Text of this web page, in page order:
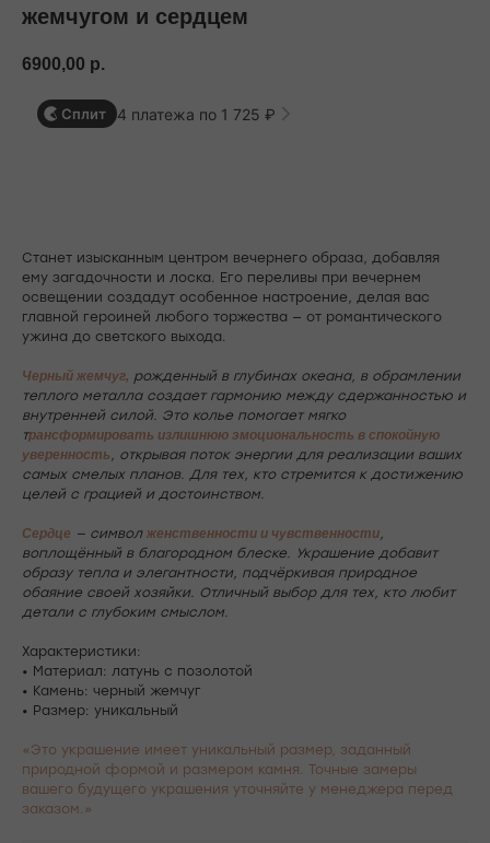
жемчугом и сердцем
6900,00 р.
Сплит 4 платежа по 1 725 ₽
Станет изысканным центром вечернего образа, добавляя
ему загадочности и лоска. Его переливы при вечернем
освещении создадут особенное настроение, делая вас
главной героиней любого торжества — от романтического
ужина до светского выхода.
Черный жемчуг, рожденный в глубинах океана, в обрамлении
теплого металла создает гармонию между сдержанностью и
внутренней силой. Это колье помогает мягко
трансформировать излишнюю эмоциональность в спокойную
уверенность, открывая поток энергии для реализации ваших
самых смелых планов. Для тех, кто стремится к достижению
целей с грацией и достоинством.
Сердце — символ женственности и чувственности,
воплощённый в благородном блеске. Украшение добавит
образу тепла и элегантности, подчёркивая природное
обаяние своей хозяйки. Отличный выбор для тех, кто любит
детали с глубоким смыслом.
Характеристики:
• Материал: латунь с позолотой
• Камень: черный жемчуг
• Размер: уникальный
«Это украшение имеет уникальный размер, заданный
природной формой и размером камня. Точные замеры
вашего будущего украшения уточняйте у менеджера перед
заказом.»